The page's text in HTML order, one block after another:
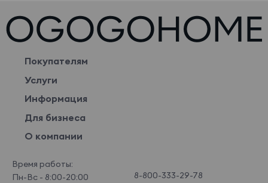
Покупателям
Услуги
Информация
Для бизнеса
О компании
Время работы:
Пн-Вс - 8:00-20:00
8-800-333-29-78